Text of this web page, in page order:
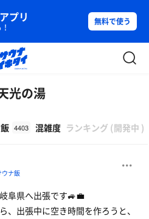
プリ 無料で使う
光の湯
4403 混雑度 ランキング (開発中 )
ウナ飯
阜県へ出張です🚙💼
、出張中に空き時間を作ろうと、